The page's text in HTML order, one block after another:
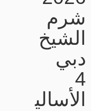
شرم
الشيخ
دبي
4
الأسالي